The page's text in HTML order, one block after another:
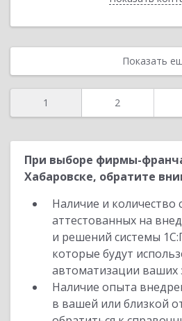
Показать
1 2
При выборе фирмы-
Хабаровске, обратите
Наличие и количество
аттестованных на
и решений системы
которые будут
автоматизации ваших
Наличие опыта
в вашей или близкой